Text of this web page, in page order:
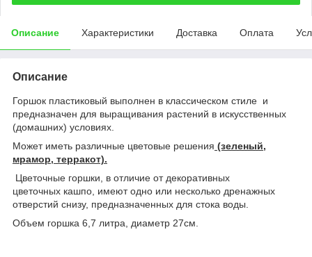
Описание Характеристики Доставка Оплата
Описание
Горшок пластиковый выполнен в классическом стиле и
предназначен для выращивания растений в искусственных
(домашних) условиях.
Может иметь различные цветовые решения (зеленый,
мрамор, терракот).
Цветочные горшки, в отличие от декоративных
цветочных кашпо, имеют одно или несколько дренажных
отверстий снизу, предназначенных для стока воды.
Объем горшка 6,7 литра, диаметр 27см.